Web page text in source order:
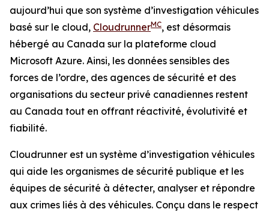
aujourd’hui que son système d’investigation véhicules
basé sur le cloud, CloudrunnerMC, est désormais
hébergé au Canada sur la plateforme cloud
Microsoft Azure. Ainsi, les données sensibles des
forces de l’ordre, des agences de sécurité et des
organisations du secteur privé canadiennes restent
au Canada tout en offrant réactivité, évolutivité et
fiabilité.
Cloudrunner est un système d’investigation véhicules
qui aide les organismes de sécurité publique et les
équipes de sécurité à détecter, analyser et répondre
aux crimes liés à des véhicules. Conçu dans le respect